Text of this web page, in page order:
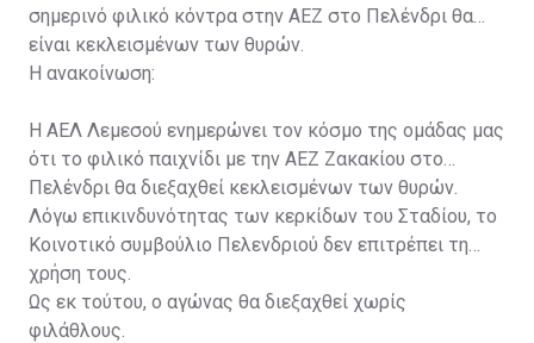
σημερινό φιλικό κόντρα στην ΑΕΖ στο Πελένδρι θα
είναι κεκλεισμένων των θυρών.
Η ανακοίνωση:
Η ΑΕΛ Λεμεσού ενημερώνει τον κόσμο της ομάδας μας
ότι το φιλικό παιχνίδι με την ΑΕΖ Ζακακίου στο
Πελένδρι θα διεξαχθεί κεκλεισμένων των θυρών.
Λόγω επικινδυνότητας των κερκίδων του Σταδίου, το
Κοινοτικό συμβούλιο Πελενδριού δεν επιτρέπει τη
χρήση τους.
Ως εκ τούτου, ο αγώνας θα διεξαχθεί χωρίς
φιλάθλους.